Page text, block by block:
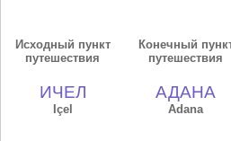
Исходный пункт
путешествия
ИЧЕЛ
Içel
Конечный
путешествия
АДАНА
Adana